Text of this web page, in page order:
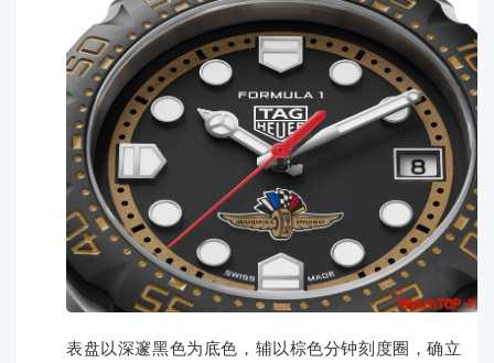
表盘以深邃黑色为底色，辅以棕色分钟刻度圈，确立